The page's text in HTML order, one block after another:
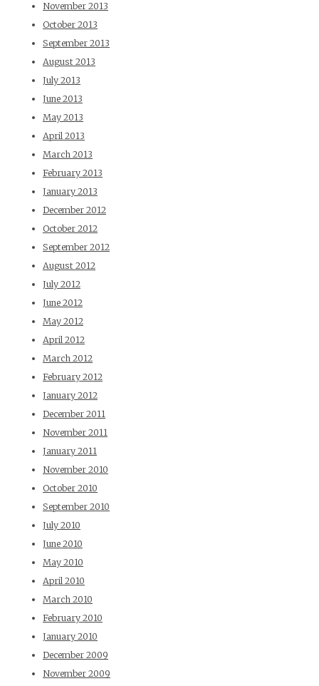
November 2013
October 2013
September 2013
August 2013
July 2013
June 2013
May 2013
April 2013
March 2013
February 2013
January 2013
December 2012
October 2012
September 2012
August 2012
July 2012
June 2012
May 2012
April 2012
March 2012
February 2012
January 2012
December 2011
November 2011
January 2011
November 2010
October 2010
September 2010
July 2010
June 2010
May 2010
April 2010
March 2010
February 2010
January 2010
December 2009
November 2009